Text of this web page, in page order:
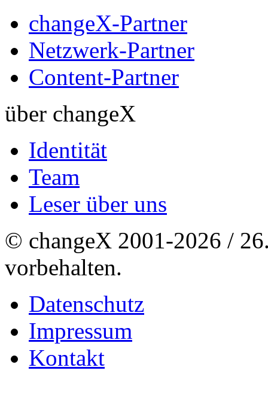
changeX-Partner
Netzwerk-Partner
Content-Partner
über changeX
Identität
Team
Leser über uns
© changeX 2001-2026 /
vorbehalten.
Datenschutz
Impressum
Kontakt